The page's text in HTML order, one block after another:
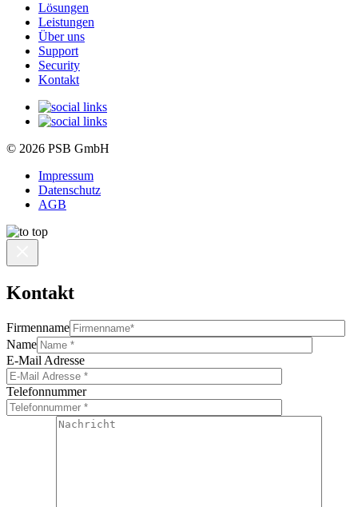
Lösungen
Leistungen
Über uns
Support
Security
Kontakt
© 2026 PSB GmbH
Impressum
Datenschutz
AGB
Kontakt
Firmenname
Name
E-Mail Adresse
Telefonnummer